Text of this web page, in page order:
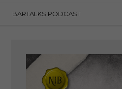
BARTALKS PODCAST